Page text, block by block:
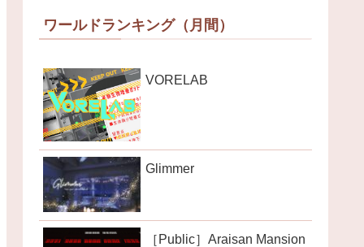
ワールドランキング（月間）
VORELAB
Glimmer
［Public］Araisan Mansion